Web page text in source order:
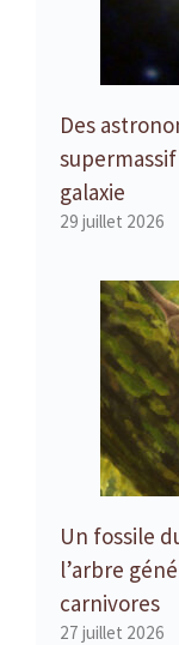
Des
galaxie
29 juillet 2026
Un fossile
l’arbre
carnivores
27 juillet 2026